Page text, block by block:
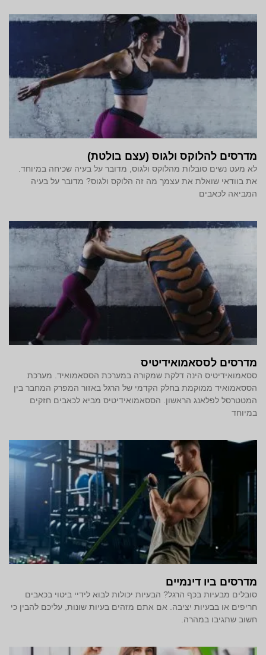
מדרסים להלוקס ולגוס (עצם בולטת)
לא מעט נשים סובלות מהלוקס ולגוס, מדובר על בעיה שכיחה במיוחד.
את בוודאי שואלת את עצמך מה זה הלוקס ולגוס? מדובר על בעיה
המביאה לכאבים
מדרסים לססאמואידיטיס
ססאמואידיטיס הינה דלקת שמקורה במערכת הססאמואיד. מערכת
הססאמואיד ממוקמת בחלק הקדמי של הרגל באזור המפרק המחבר בין
המטטרסל לפלאנג הראשון. הססאמואידיטיס מביא לכאבים חזקים
במיוחד
מדרסים ביו דינמיים
סובלים מבעיות בכף הרגל? הבעיות יכולות לבוא לידיי ביטוי בכאבים
חריפים או בבעיות יציבה. אם אתם מזהים בעיות שונות, עליכם להבין כי
חשוב שתגיבו במהרה.